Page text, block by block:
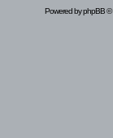
Powered byphpBB©